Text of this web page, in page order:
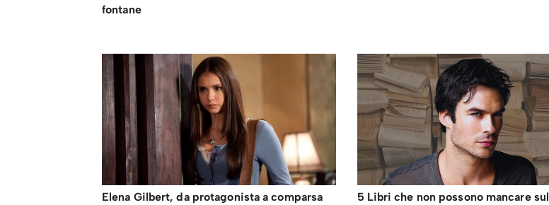
fontane
Elena Gilbert, da protagonista a comparsa
5 Libri che non possono mancare sul